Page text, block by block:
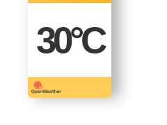
30°C